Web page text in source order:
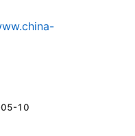
10